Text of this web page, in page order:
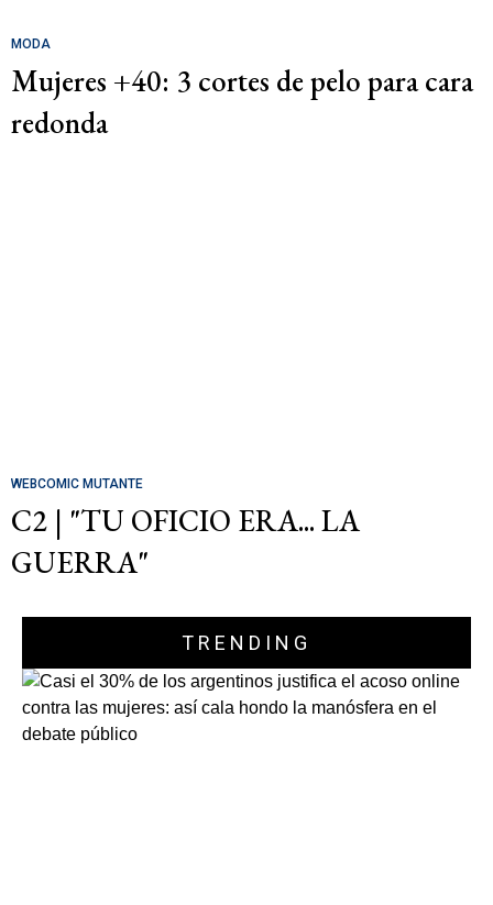
MODA
Mujeres +40: 3 cortes de pelo para cara
redonda
WEBCOMIC MUTANTE
C2 | "TU OFICIO ERA... LA
GUERRA"
TRENDING